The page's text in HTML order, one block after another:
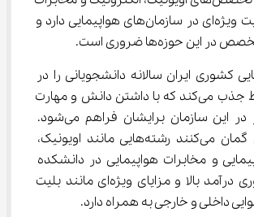
هواپیمایی اهمیت ویژه‌ای در سازمان‌های هواپیمایی دارد و
حوزه‌ها ضروری است.
کشوری ایران سالانه دانشجویانی را در
رشته‌های مرتبط جذب می‌کند که با داشتن دانش و مهارت
لازم، فرصت کار در این سازمان برایشان فراهم می‌شود.
برخی داوطلبان گمان می‌کنند رشته‌هایی مانند اویونیک،
و مخابرات هواپیمایی در دانشکده
هواپیمایی کشوری درآمد بالا و مزایای ویژه‌ای مانند بلیت
داخلی و خارجی به همراه دارد.